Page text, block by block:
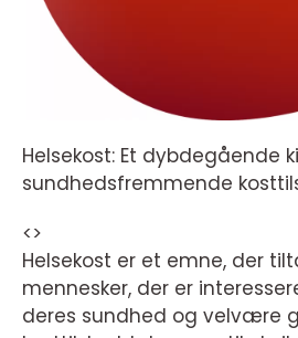
Helsekost: Et dybdegående
sundhedsfremmende
<>
Helsekost er et emne, der
mennesker, der er
deres sundhed og velvære